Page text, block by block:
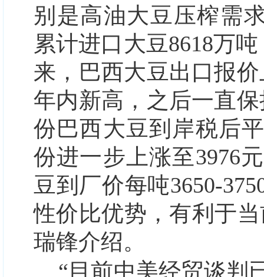
别是高油大豆压榨需
累计进口大豆8618万
来，巴西大豆出口报
年内新高，之后一直
份巴西大豆到岸税后
份进一步上涨至3976
豆到厂价每吨3650-
性价比优势，有利于
瑞锋介绍。
“目前中美经贸谈判